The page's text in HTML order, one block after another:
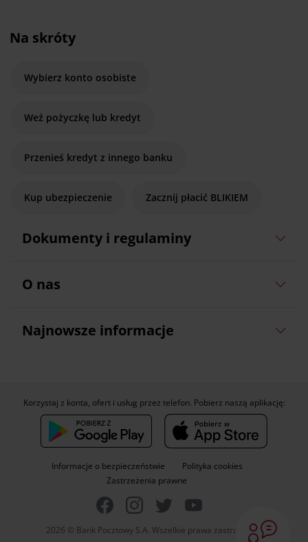
Na skróty
Wybierz konto osobiste
Weź pożyczkę lub kredyt
Przenieś kredyt z innego banku
Kup ubezpieczenie Zacznij płacić BLIKIEM
Dokumenty i regulaminy
O nas
Najnowsze informacje
Informacje o bezpieczeństwie
Polityka cookies
Zastrzeżenia prawne
2026 © Bank Pocztowy S.A. Wszelkie prawa zastrzeżone.
Korzystaj z konta, ofert i usług przez telefon. Pobierz naszą aplikację: